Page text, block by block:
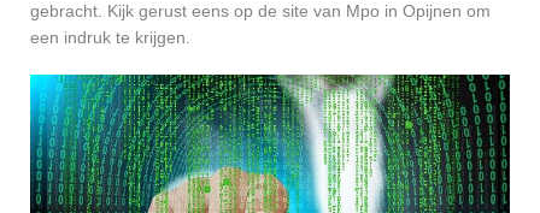
gebracht. Kijk gerust eens op de site van Mpo in Opijnen om
een indruk te krijgen.